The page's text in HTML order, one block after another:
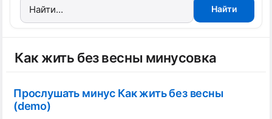
Как жить без весны минусовка
Прослушать минус Как жить без весны
(demo)